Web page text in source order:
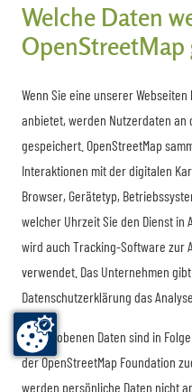
Welche Daten
OpenStreetMap
Wenn Sie eine unserer
anbietet, werden Nutzerdaten
gespeichert. OpenStreetMap
Interaktionen mit der digitalen
Browser, Gerätetyp,
welcher Uhrzeit Sie den Dienst in
wird auch Tracking-Software zur
verwendet. Das Unternehmen
Datenschutzerklärung das
Die erhobenen Daten sind in
der OpenStreetMap Foundation
werden persönliche Daten nicht